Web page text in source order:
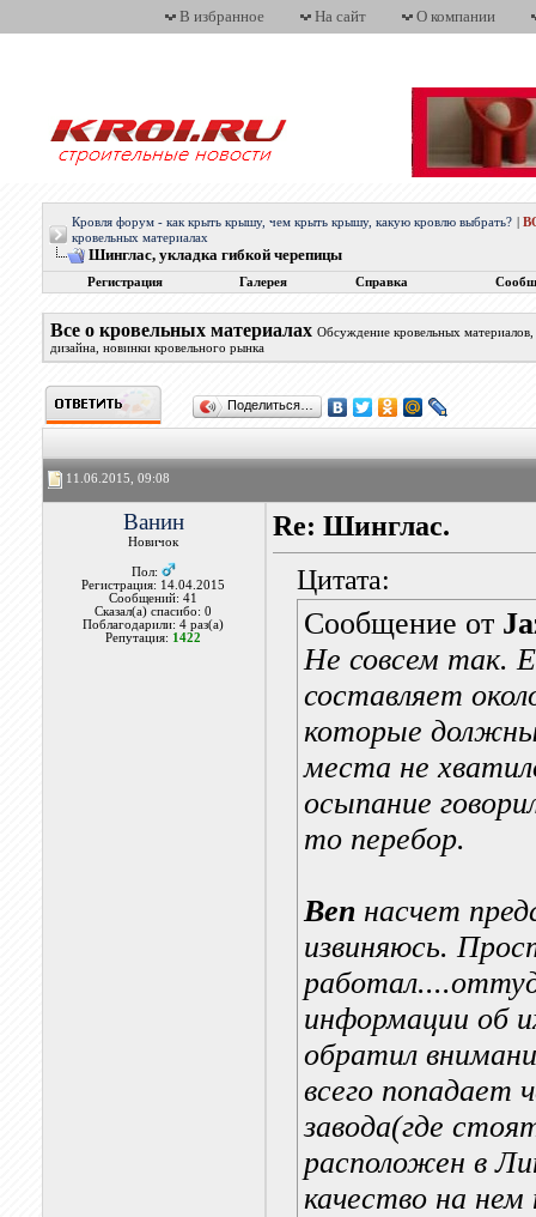
В избранное На сайт О компании
Кровля форум - как крыть крышу, чем крыть крышу, какую кровлю выбрать?
кровельных материалах
Шинглас, укладка гибкой черепицы
Регистрация Галерея Справка
Все о кровельных материалах Обсуждение кровельных
дизайна, новинки кровельного рынка
Поделиться…
11.06.2015, 09:08
Ванин
Новичок
Пол:
Регистрация: 14.04.2015
Сообщений: 41
Сказал(а) спасибо: 0
Поблагодарили: 4 раз(а)
Репутация: 1422
Re: Шинглас.
Цитата:
Сообщение от
Не совсем так.
составляет
которые
места не
осыпание
то перебор.
Benнасчет
извиняюсь.
информации об
обратил
всего попадает
завода(где
расположен в
качество на